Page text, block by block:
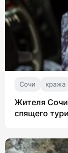
Сочи кража
Жителя
спящего